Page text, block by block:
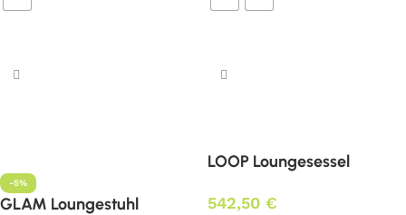
-5%
GLAM Loungestuhl
LOOP Loungesessel
542,50 €